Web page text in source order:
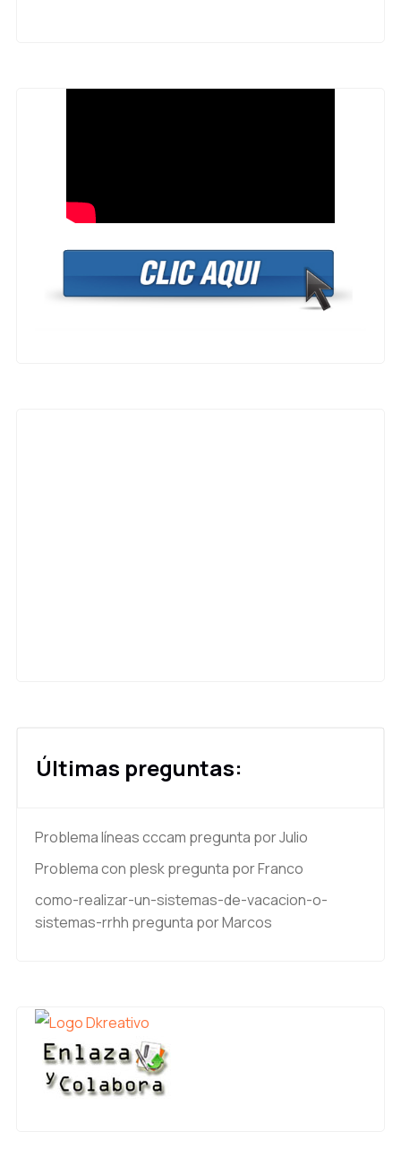
Últimas preguntas:
Problema líneas cccam pregunta por Julio
Problema con pleskpregunta por Franco
como-realizar-un-sistemas-de-vacacion-o-
sistemas-rrhh pregunta por Marcos